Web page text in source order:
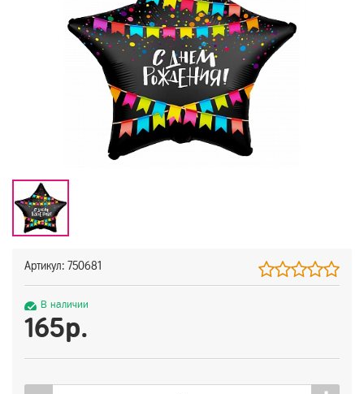
Артикул: 750681
В наличии
165р.